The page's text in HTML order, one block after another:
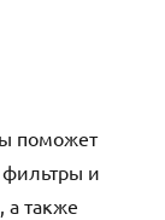
поможет
и
а также